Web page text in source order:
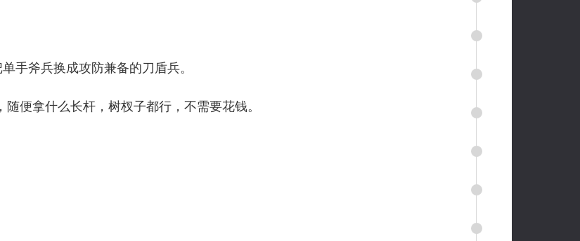
斧兵换成攻防兼备的刀盾兵。
拿什么长杆，树杈子都行，不需要花钱。